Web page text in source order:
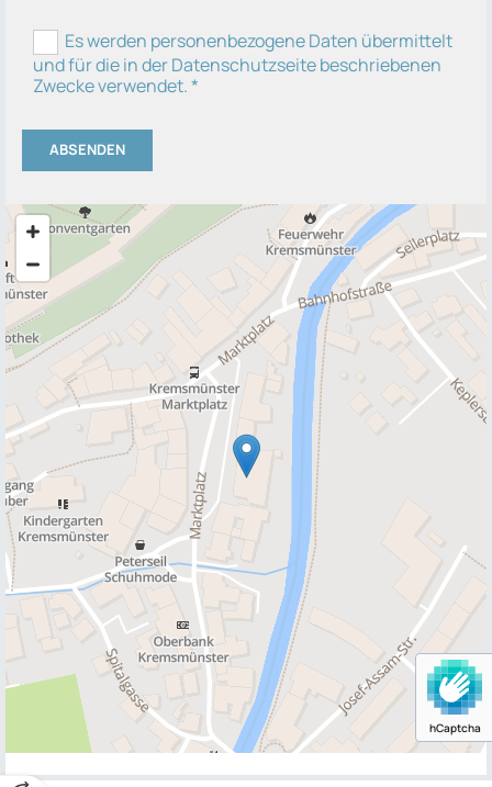
Es werden personenbezogene Daten übermittelt
und für die in der Datenschutzseite beschriebenen
Zwecke verwendet. *
hCaptcha